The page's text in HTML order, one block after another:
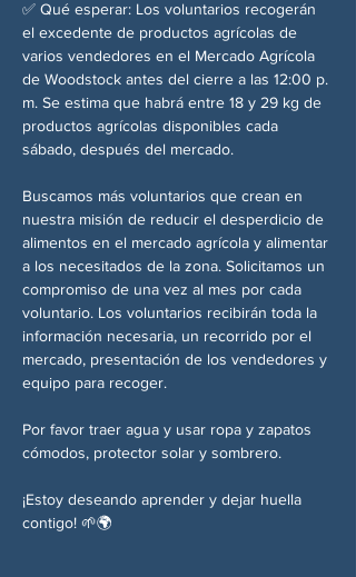
✅ Qué esperar: Los voluntarios recogerán
el excedente de productos agrícolas de
varios vendedores en el Mercado Agrícola
de Woodstock antes del cierre a las 12:00 p.
m. Se estima que habrá entre 18 y 29 kg de
productos agrícolas disponibles cada
sábado, después del mercado.
Buscamos más voluntarios que crean en
nuestra misión de reducir el desperdicio de
alimentos en el mercado agrícola y alimentar
a los necesitados de la zona. Solicitamos un
compromiso de una vez al mes por cada
voluntario. Los voluntarios recibirán toda la
información necesaria, un recorrido por el
mercado, presentación de los vendedores y
equipo para recoger.
Por favor traer agua y usar ropa y zapatos
cómodos, protector solar y sombrero.
¡Estoy deseando aprender y dejar huella
contigo! 🌱🌍